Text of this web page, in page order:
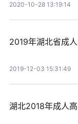
2020-10-28 13:19:14
2019年湖北省成
2019-12-03 15:31:49
湖北2018年成人